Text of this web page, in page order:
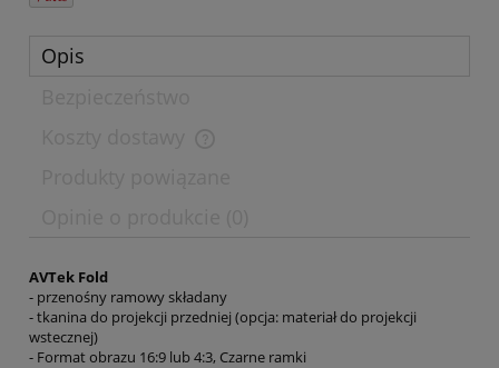
Opis
AVTek Fold
- przenośny ramowy składany
- tkanina do projekcji przedniej (opcja: materiał do projekcji
wstecznej)
- Format obrazu 16:9 lub 4:3, Czarne ramki